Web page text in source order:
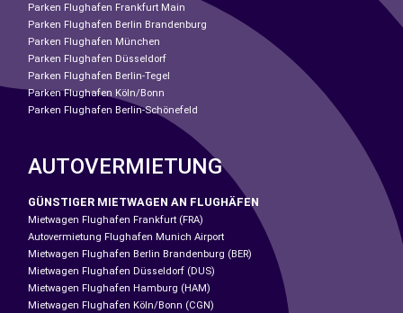
Parken Flughafen Frankfurt Main
Parken Flughafen Berlin Brandenburg
Parken Flughafen München
Parken Flughafen Düsseldorf
Parken Flughafen Berlin-Tegel
Parken Flughafen Köln/Bonn
Parken Flughafen Berlin-Schönefeld
AUTOVERMIETUNG
GÜNSTIGER MIETWAGEN AN FLUGHÄFEN
Mietwagen Flughafen Frankfurt (FRA)
Autovermietung Flughafen Munich Airport
Mietwagen Flughafen Berlin Brandenburg (BER)
Mietwagen Flughafen Düsseldorf (DUS)
Mietwagen Flughafen Hamburg (HAM)
Mietwagen Flughafen Köln/Bonn (CGN)